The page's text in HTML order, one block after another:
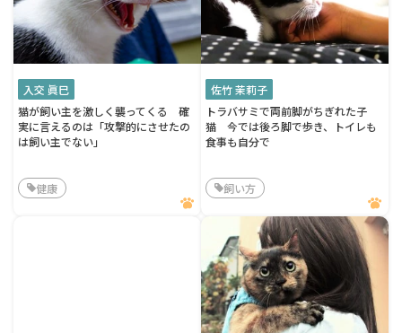
入交 眞巳
猫が飼い主を激しく襲ってくる 確
実に言えるのは「攻撃的にさせたの
は飼い主でない」
健康
佐竹 茉莉子
トラバサミで両前脚がちぎれた子
猫 今では後ろ脚で歩き、トイレも
食事も自分で
飼い方